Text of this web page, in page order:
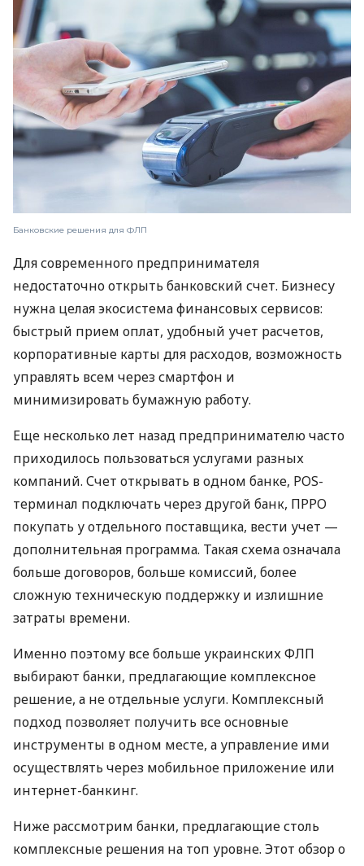
Банковские решения для ФЛП
Для современного предпринимателя
недостаточно открыть банковский счет. Бизнесу
нужна целая экосистема финансовых сервисов:
быстрый прием оплат, удобный учет расчетов,
корпоративные карты для расходов, возможность
управлять всем через смартфон и
минимизировать бумажную работу.
Еще несколько лет назад предпринимателю часто
приходилось пользоваться услугами разных
компаний. Счет открывать в одном банке, POS-
терминал подключать через другой банк, ПРРО
покупать у отдельного поставщика, вести учет —
дополнительная программа. Такая схема означала
больше договоров, больше комиссий, более
сложную техническую поддержку и излишние
затраты времени.
Именно поэтому все больше украинских ФЛП
выбирают банки, предлагающие комплексное
решение, а не отдельные услуги. Комплексный
подход позволяет получить все основные
инструменты в одном месте, а управление ими
осуществлять через мобильное приложение или
интернет-банкинг.
Ниже рассмотрим банки, предлагающие столь
комплексные решения на топ уровне. Этот обзор о